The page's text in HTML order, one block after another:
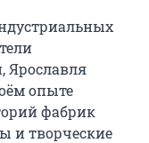
Ярославля
опыте
фабрик
и творческие